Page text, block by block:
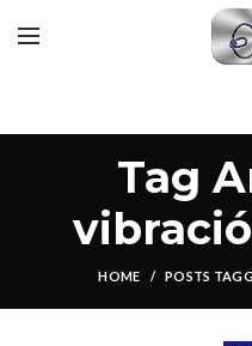
Tag
HOME POSTS